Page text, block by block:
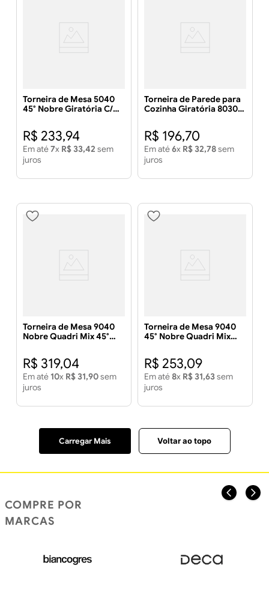
Torneira de Mesa 5040
45° Nobre Giratória C/
Cromada - LIDER METAIS
R$ 233,94
Em até7x R$ 33,42 sem
juros
Torneira de Parede para
Cozinha Giratória 8030
Cromada - LIDER METAIS
R$ 196,70
Em até6x R$ 32,78sem
juros
Torneira de Mesa 9040
Nobre Quadri Mix 45°
R$ 319,04
Em até 10x R$ 31,90sem
juros
Torneira de Mesa 9040
45° Nobre Quadri Mix
R$ 253,09
Em até8x R$ 31,63sem
juros
Voltar ao topo
COMPRE POR
MARCAS